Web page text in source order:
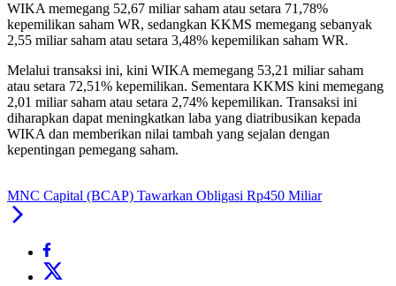
WIKA memegang 52,67 miliar saham atau setara 71,78%
kepemilikan saham WR, sedangkan KKMS memegang sebanyak
2,55 miliar saham atau setara 3,48% kepemilikan saham WR.
Melalui transaksi ini, kini WIKA memegang 53,21 miliar saham
atau setara 72,51% kepemilikan. Sementara KKMS kini memegang
2,01 miliar saham atau setara 2,74% kepemilikan. Transaksi ini
diharapkan dapat meningkatkan laba yang diatribusikan kepada
WIKA dan memberikan nilai tambah yang sejalan dengan
kepentingan pemegang saham.
MNC Capital (BCAP) Tawarkan Obligasi Rp450 Miliar